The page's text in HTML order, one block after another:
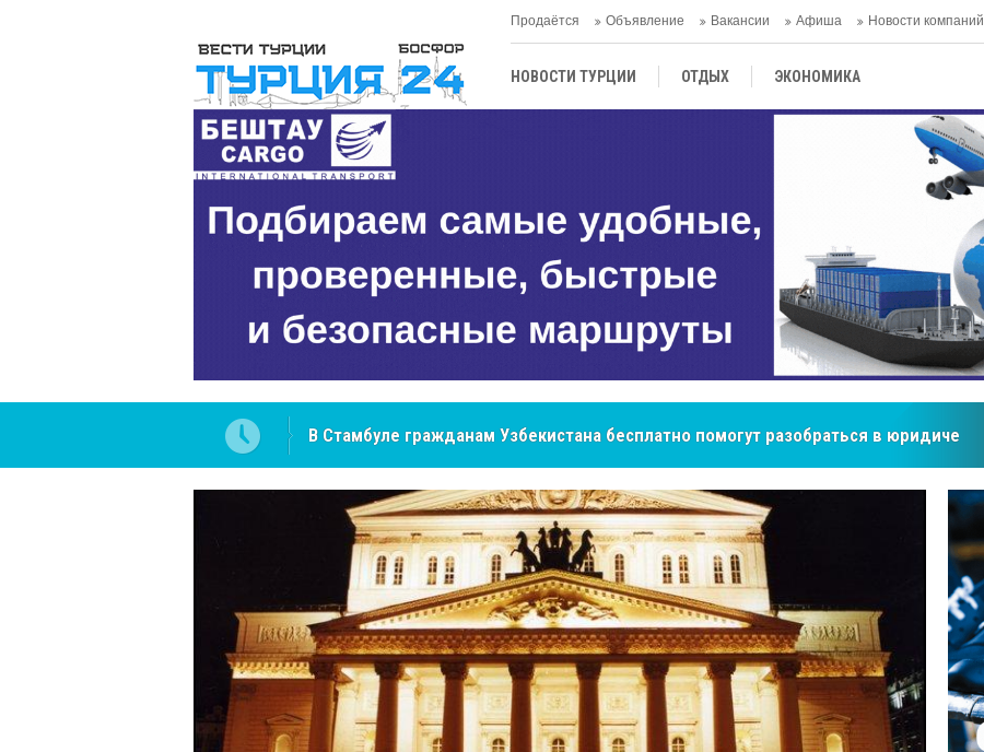
Продаётся Объявление Вакансии Афиша Новости компаний
НОВОСТИ ТУРЦИИ ОТДЫХ ЭКОНОМИКА
ЦЕНТРАЛЬНАЯ АЗИЯ
в юридических NCS Jeans: турецкий бренд, покоривший сердца покупателей Центральной Азии